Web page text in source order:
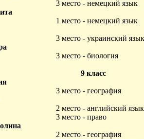
3 место - немецкий язык
1 место - немецкий язык
3 место - украинский язык
3 место - биология
9 класс
3 место - география
2 место - английский язык
3 место - право
2 место - география